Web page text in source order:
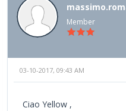
Member
03-10-2017, 09:43 AM
Ciao Yellow ,